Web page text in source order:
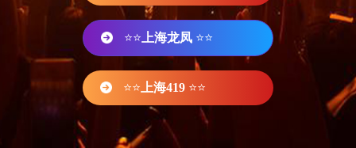
⭐⭐ 上海龙凤 ⭐⭐
⭐⭐ 上海419 ⭐⭐